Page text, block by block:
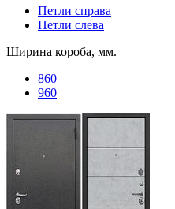
Петли справа
Петли слева
Ширина короба, мм.
860
960